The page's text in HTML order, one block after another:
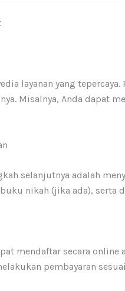
layanan yang
Misalnya, Anda dapat
selanjutnya adalah
buku nikah (jika ada),
mendaftar secara
pembayaran